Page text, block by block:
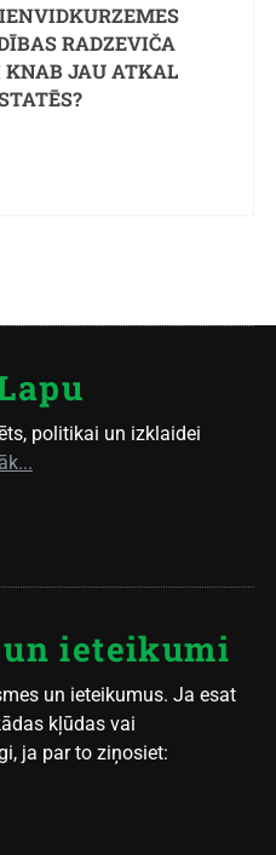
RADZEVIČA
KNAB JAU ATKAL
politikai un izklaidei
ieteikumi
un ieteikumus. Ja esat
kļūdas vai
ja par to ziņosiet: